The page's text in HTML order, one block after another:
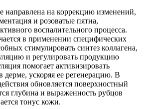
направлена на коррекцию изменений,
и розоватые пятна,
воспалительного процесса.
в применении специфических
стимулировать синтез коллагена,
и регулировать продукцию
помогает активизировать
дерме, ускоряя ее регенерацию. В
обновляется поверхностный
глубина и выраженность рубцов
тонус кожи.